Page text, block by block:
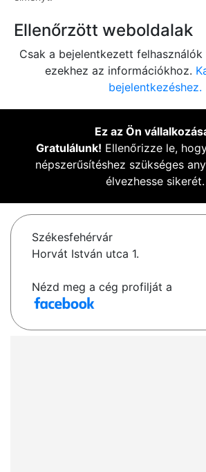
Ellenőrzött weboldalak
Csak a bejelentkezett
ezekhez az információkhoz.
bejelentkezéshez.
Ez az Ön
Gratulálunk! Ellenőrizze le,
népszerűsítéshez szükséges
élvezhesse sikerét.
Székesfehérvár
Horvát István utca 1.
Nézd meg a cég profilját a